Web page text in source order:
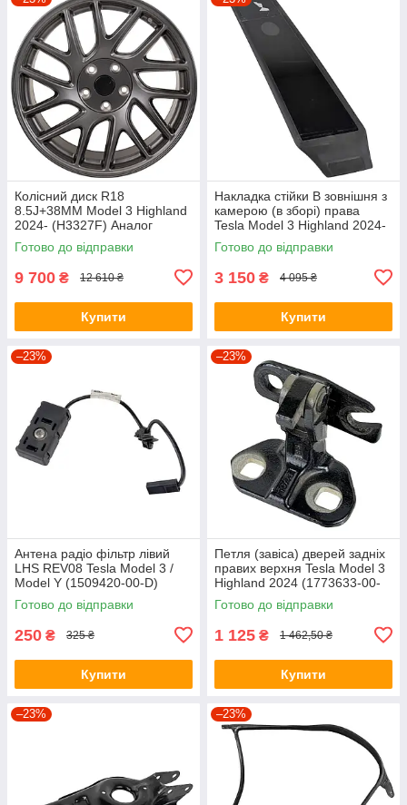
Колісний диск R18
8.5J+38MM Model 3 Highland
2024- (H3327F) Аналог
Готово до відправки
9 700 ₴ 12 610 ₴
Купити
Накладка стійки B зовнішня з
камерою (в зборі) права
Tesla Model 3 Highland 2024-
(1734279-00-F)
Готово до відправки
3 150 ₴ 4 095 ₴
Купити
–23%
Антена радіо фільтр лівий
LHS REV08 Tesla Model 3 /
Model Y (1509420-00-D)
(Оригінал/Вживаний)
Готово до відправки
250 ₴ 325 ₴
Купити
–23%
Петля (завіса) дверей задніх
правих верхня Tesla Model 3
Highland 2024 (1773633-00-
D) (оригінал, б/в)
Готово до відправки
1 125 ₴ 1 462,50 ₴
Купити
–23% –23%